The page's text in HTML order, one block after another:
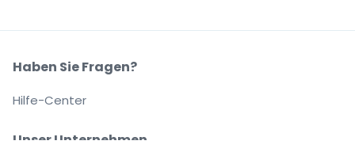
Unser Unternehmen
Haben Sie Fragen?
Hilfe-Center